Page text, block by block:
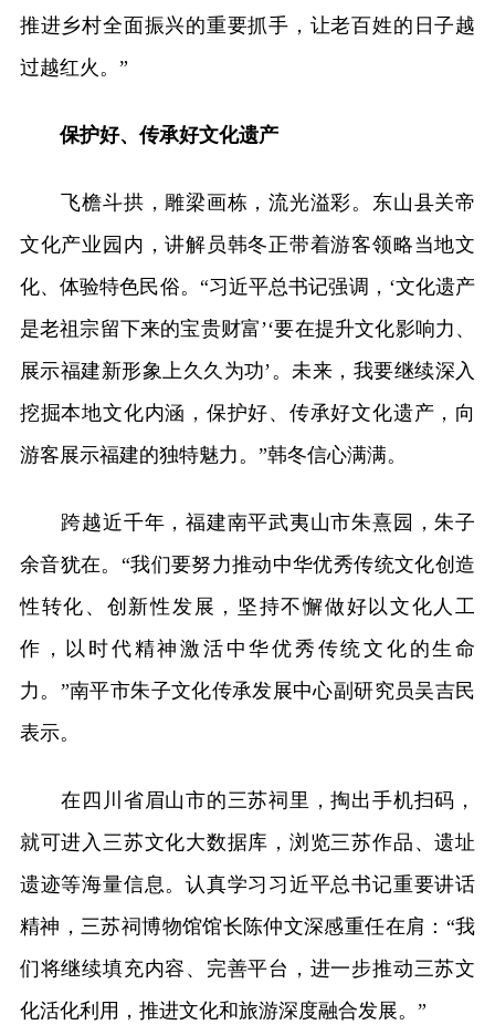
推进乡村全面振兴的重要抓手，让老百姓的日子越
过越红火。”
保护好、传承好文化遗产
飞檐斗拱，雕梁画栋，流光溢彩。东山县关帝
文化产业园内，讲解员韩冬正带着游客领略当地文
化、体验特色民俗。“习近平总书记强调，‘文化遗产
是老祖宗留下来的宝贵财富’‘要在提升文化影响力、
展示福建新形象上久久为功’。未来，我要继续深入
挖掘本地文化内涵，保护好、传承好文化遗产，向
游客展示福建的独特魅力。”韩冬信心满满。
跨越近千年，福建南平武夷山市朱熹园，朱子
余音犹在。“我们要努力推动中华优秀传统文化创造
性转化、创新性发展，坚持不懈做好以文化人工
作，以时代精神激活中华优秀传统文化的生命
力。”南平市朱子文化传承发展中心副研究员吴吉民
表示。
在四川省眉山市的三苏祠里，掏出手机扫码，
就可进入三苏文化大数据库，浏览三苏作品、遗址
遗迹等海量信息。认真学习习近平总书记重要讲话
精神，三苏祠博物馆馆长陈仲文深感重任在肩：“我
们将继续填充内容、完善平台，进一步推动三苏文
化活化利用，推进文化和旅游深度融合发展。”